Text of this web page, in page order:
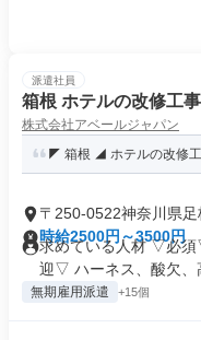
派遣社員
箱根 ホテルの改修工
株式会社アベールジャパン
◤ 箱根 ◢ ホテルの改修
〒250-0522神奈川県
時給2500円～3500円
求めている人材 ▽必
迎▽ ハーネス、酸欠、
無期雇用派遣 +15個